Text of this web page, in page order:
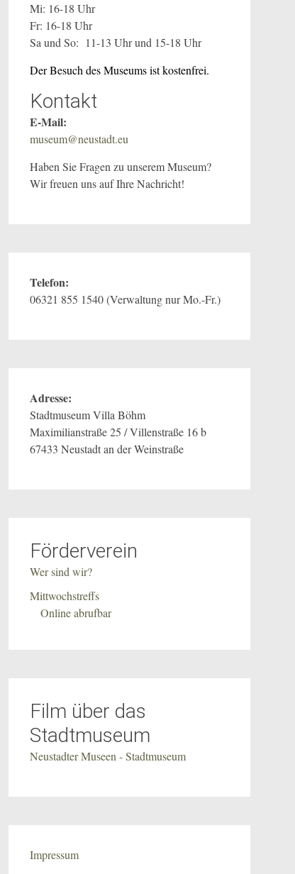
Mi: 16-18 Uhr
Fr: 16-18 Uhr
Sa und So: 11-13 Uhr und 15-18 Uhr
Der Besuch des Museums ist kostenfrei.
Kontakt
E-Mail:
museum@neustadt.eu
Haben Sie Fragen zu unserem Museum?
Wir freuen uns auf Ihre Nachricht!
Telefon:
06321 855 1540 (Verwaltung nur Mo.-Fr.)
Adresse:
Stadtmuseum Villa Böhm
Maximilianstraße 25 / Villenstraße 16 b
67433 Neustadt an der Weinstraße
Förderverein
Wer sind wir?
Mittwochstreffs
Online abrufbar
Film über das
Stadtmuseum
Neustadter Museen - Stadtmuseum
Impressum